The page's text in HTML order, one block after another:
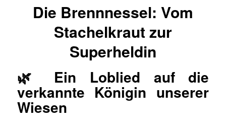
Die Brennnessel: Vom
Stachelkraut zur
Superheldin
🌿 Ein Loblied auf die
verkannte Königin unserer
Wiesen